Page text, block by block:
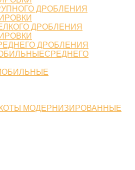
ДРОБЛЕНИЯ
ДРОБЛЕНИЯ
ДРОБЛЕНИЯ
МОДЕРНИЗИРОВАННЫЕ